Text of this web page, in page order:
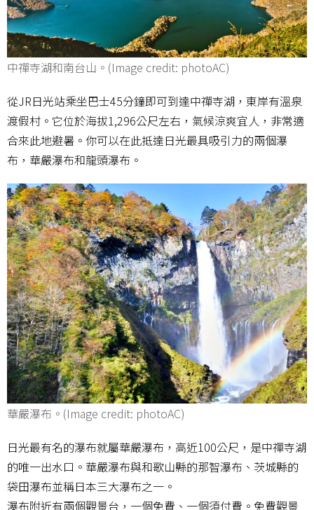
中禪寺湖和南台山。(Image credit: photoAC)
從JR日光站乘坐巴士45分鐘即可到達中禪寺湖，東岸有溫泉
渡假村。它位於海拔1,296公尺左右，氣候涼爽宜人，非常適
合來此地避暑。你可以在此抵達日光最具吸引力的兩個瀑
布，華嚴瀑布和龍頭瀑布。
華嚴瀑布。(Image credit: photoAC)
日光最有名的瀑布就屬華嚴瀑布，高近100公尺，是中禪寺湖
的唯一出水口。華嚴瀑布與和歌山縣的那智瀑布、茨城縣的
袋田瀑布並稱日本三大瀑布之一。
瀑布附近有兩個觀景台，一個免費、一個須付費。免費觀景